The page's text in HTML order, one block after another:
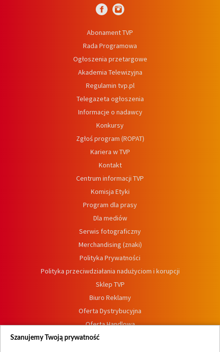
Abonament TVP
Rada Programowa
Ogłoszenia przetargowe
Akademia Telewizyjna
Regulamin tvp.pl
Telegazeta ogłoszenia
Informacje o nadawcy
Konkursy
Zgłoś program (ROPAT)
Kariera w TVP
Kontakt
Centrum informacji TVP
Komisja Etyki
Program dla prasy
Dla mediów
Serwis fotograficzny
Merchandising (znaki)
Polityka Prywatności
Polityka przeciwdziałania nadużyciom i korupcji
Sklep TVP
Biuro Reklamy
Oferta Dystrybucyjna
Oferta Handlowa
Dostępność
Szanujemy Twoją prywatność